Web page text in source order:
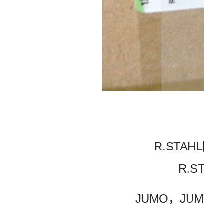
JUMO，